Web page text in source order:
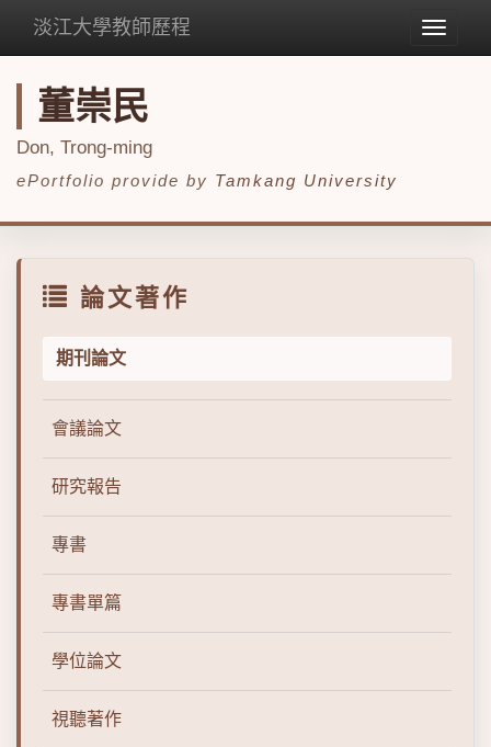
Toggle
淡江大學教師歷程
董崇民
Don, Trong-ming
ePortfolio provide by Tamkang University
論文著作
期刊論文
會議論文
研究報告
專書
專書單篇
學位論文
視聽著作